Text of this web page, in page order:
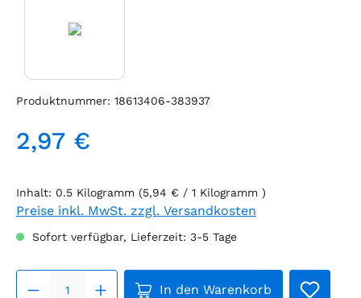
Produktnummer: 18613406-383937
Regulärer Preis:
2,97 €
Inhalt: 0.5 Kilogramm (5,94 € / 1 Kilogramm )
Preise inkl. MwSt. zzgl. Versandkosten
Sofort verfügbar, Lieferzeit: 3-5 Tage
Produkt Anzahl: Gib den
In den Warenkorb